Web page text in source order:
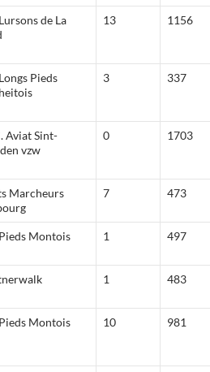
de La
13 1156
Pieds
3 337
Aviat Sint-
vzw
0 1703
Marcheurs
7 473
Montois 1 497
1 483
Montois 10 981